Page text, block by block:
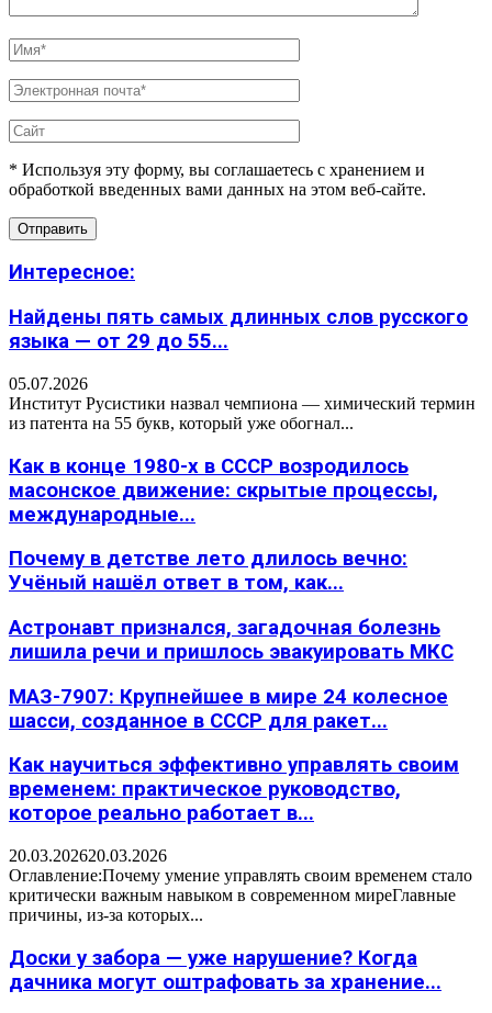
* Используя эту форму, вы соглашаетесь с хранением и
обработкой введенных вами данных на этом веб-сайте.
Интересное:
Найдены пять самых длинных слов русского
языка — от 29 до 55...
05.07.2026
Институт Русистики назвал чемпиона — химический термин
из патента на 55 букв, который уже обогнал...
Как в конце 1980-х в СССР возродилось
масонское движение: скрытые процессы,
международные...
Почему в детстве лето длилось вечно:
Учёный нашёл ответ в том, как...
Астронавт признался, загадочная болезнь
лишила речи и пришлось эвакуировать МКС
МАЗ-7907: Крупнейшее в мире 24 колесное
шасси, созданное в СССР для ракет...
Как научиться эффективно управлять своим
временем: практическое руководство,
которое реально работает в...
20.03.202620.03.2026
Оглавление:Почему умение управлять своим временем стало
критически важным навыком в современном миреГлавные
причины, из-за которых...
Доски у забора — уже нарушение? Когда
дачника могут оштрафовать за хранение...